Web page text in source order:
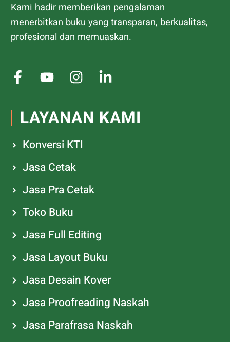
Kami hadir memberikan pengalaman
menerbitkan buku yang transparan, berkualitas,
profesional dan memuaskan.
LAYANAN KAMI
Konversi KTI
Jasa Cetak
Jasa Pra Cetak
Toko Buku
Jasa Full Editing
Jasa Layout Buku
Jasa Desain Kover
Jasa Proofreading Naskah
Jasa Parafrasa Naskah